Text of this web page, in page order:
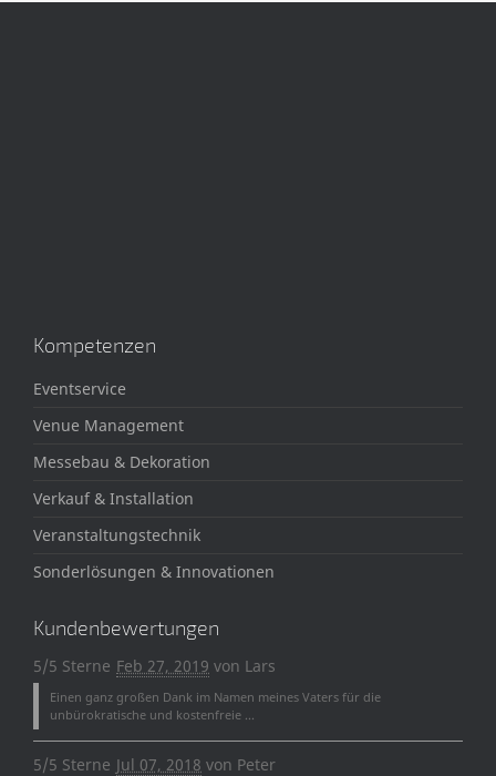
Kompetenzen
Eventservice
Venue Management
Messebau & Dekoration
Verkauf & Installation
Veranstaltungstechnik
Sonderlösungen & Innovationen
Kundenbewertungen
5/5 Sterne Feb 27, 2019 von Lars
Einen ganz großen Dank im Namen meines Vaters für die
unbürokratische und kostenfreie ...
5/5 Sterne Jul 07, 2018 von Peter